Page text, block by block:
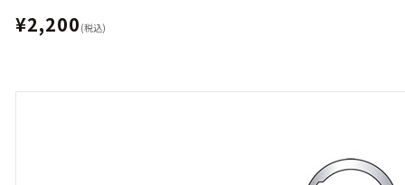
¥2,200 (税込)